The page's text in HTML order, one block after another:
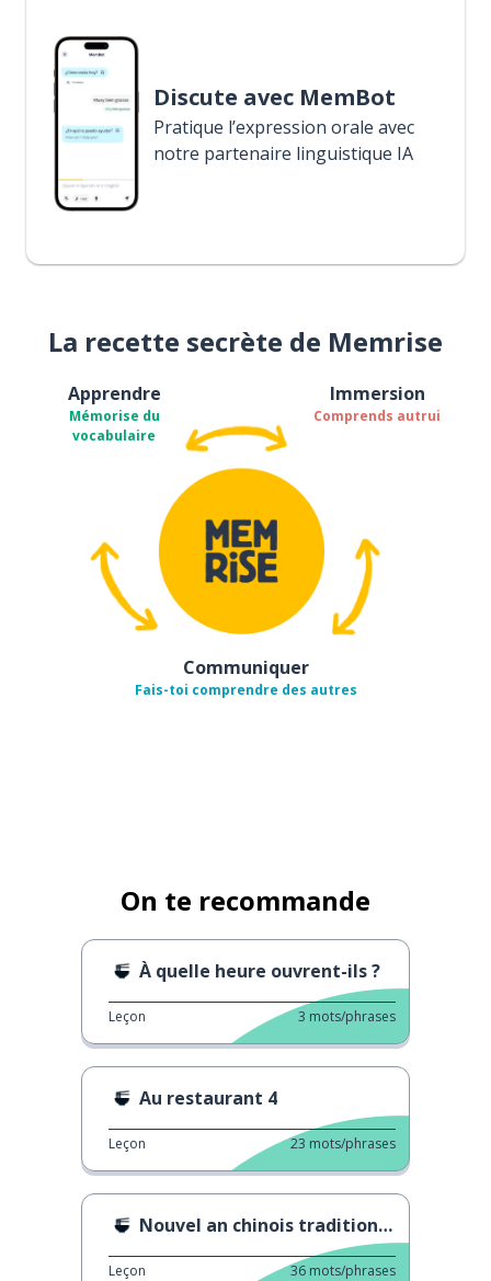
Discute avec MemBot
Pratique l’expression orale avec
notre partenaire linguistique IA
La recette secrète de Memrise
Apprendre
Mémorise du
vocabulaire
Immersion
Comprends autrui
Communiquer
Fais-toi comprendre des autres
On te recommande
À quelle heure ouvrent-ils ?
Leçon 3 mots/phrases
Au restaurant 4
Leçon 23 mots/phrases
Nouvel an chinois traditionnel 3
Leçon 36 mots/phrases